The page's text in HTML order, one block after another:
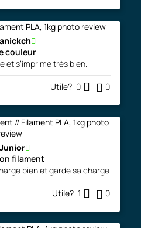
couleur
et s’imprime très bien.
Utile? 0 0
Junior
filament
bien et garde sa charge
Utile? 1 0